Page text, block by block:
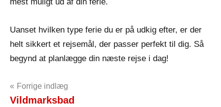
Uanset hvilken type ferie du er på udkig efter, er der
helt sikkert et rejsemål, der passer perfekt til dig. Så
begynd at planlægge din næste rejse i dag!
Indlægsnavigation
Forrige indlæg
Vildmarksbad